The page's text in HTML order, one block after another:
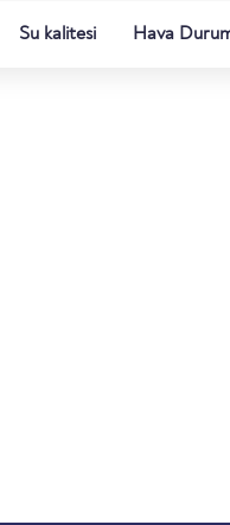
Su kalitesi Hava